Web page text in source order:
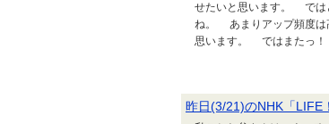
せたいと思います。 で
ね。 あまりアップ頻度は
思います。 ではまたっ！
昨日(3/21)のNHK「LIFE